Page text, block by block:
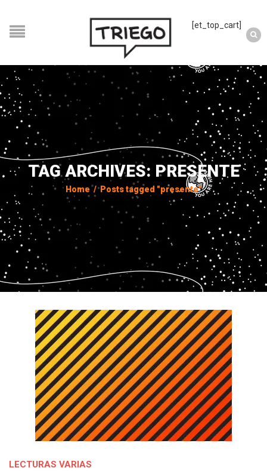
[et_top_cart]
TAG ARCHIVES: PRESENTE
Home / Posts tagged "presente"
LECTURAS VARIAS